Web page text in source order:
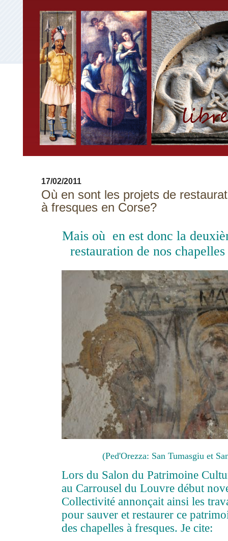
17/02/2011
Où en sont les projets de
à fresques en Corse?
Mais où en estdonc la
restauration de nos
(Ped'Orezza: San Tumasgiu et
Lors du Salon du Patrimoine
au Carrousel du Louvre début
Collectivité annonçait ainsi les
pour sauver et restaurer ce
des chapelles à fresques. Je cite: